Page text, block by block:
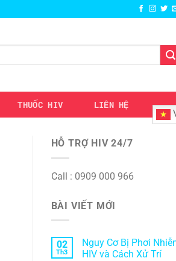
THUỐC HIV LIÊN HỆ
HỖ TRỢ HIV 24/7
Call : 0909 000 966
BÀI VIẾT MỚI
02
Th3
Nguy Cơ Bị Phơi
HIV và Cách Xử Trí